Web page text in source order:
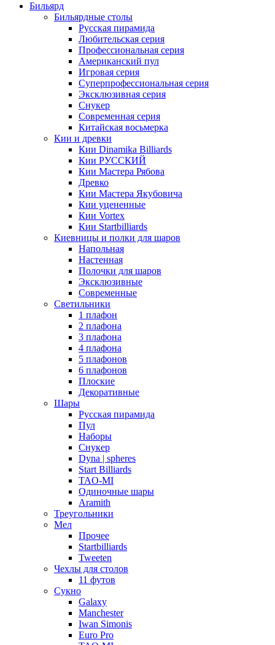
Бильярд
Бильярдные столы
Русская пирамида
Любительская серия
Профессиональная серия
Американский пул
Игровая серия
Суперпрофессиональная серия
Эксклюзивная серия
Снукер
Современная серия
Китайская восьмерка
Кии и древки
Кии Dinamika Billiards
Кии РУССКИЙ
Кии Мастера Рябова
Древко
Кии Мастера Якубовича
Кии уцененные
Кии Vortex
Кии Startbilliards
Киевницы и полки для шаров
Напольная
Настенная
Полочки для шаров
Эксклюзивные
Современные
Светильники
1 плафон
2 плафона
3 плафона
4 плафона
5 плафонов
6 плафонов
Плоские
Декоративные
Шары
Русская пирамида
Пул
Наборы
Снукер
Dyna | spheres
Start Billiards
TAO-MI
Одиночные шары
Aramith
Треугольники
Мел
Прочее
Startbilliards
Tweeten
Чехлы для столов
11 футов
Сукно
Galaxy
Manchester
Iwan Simonis
Euro Pro